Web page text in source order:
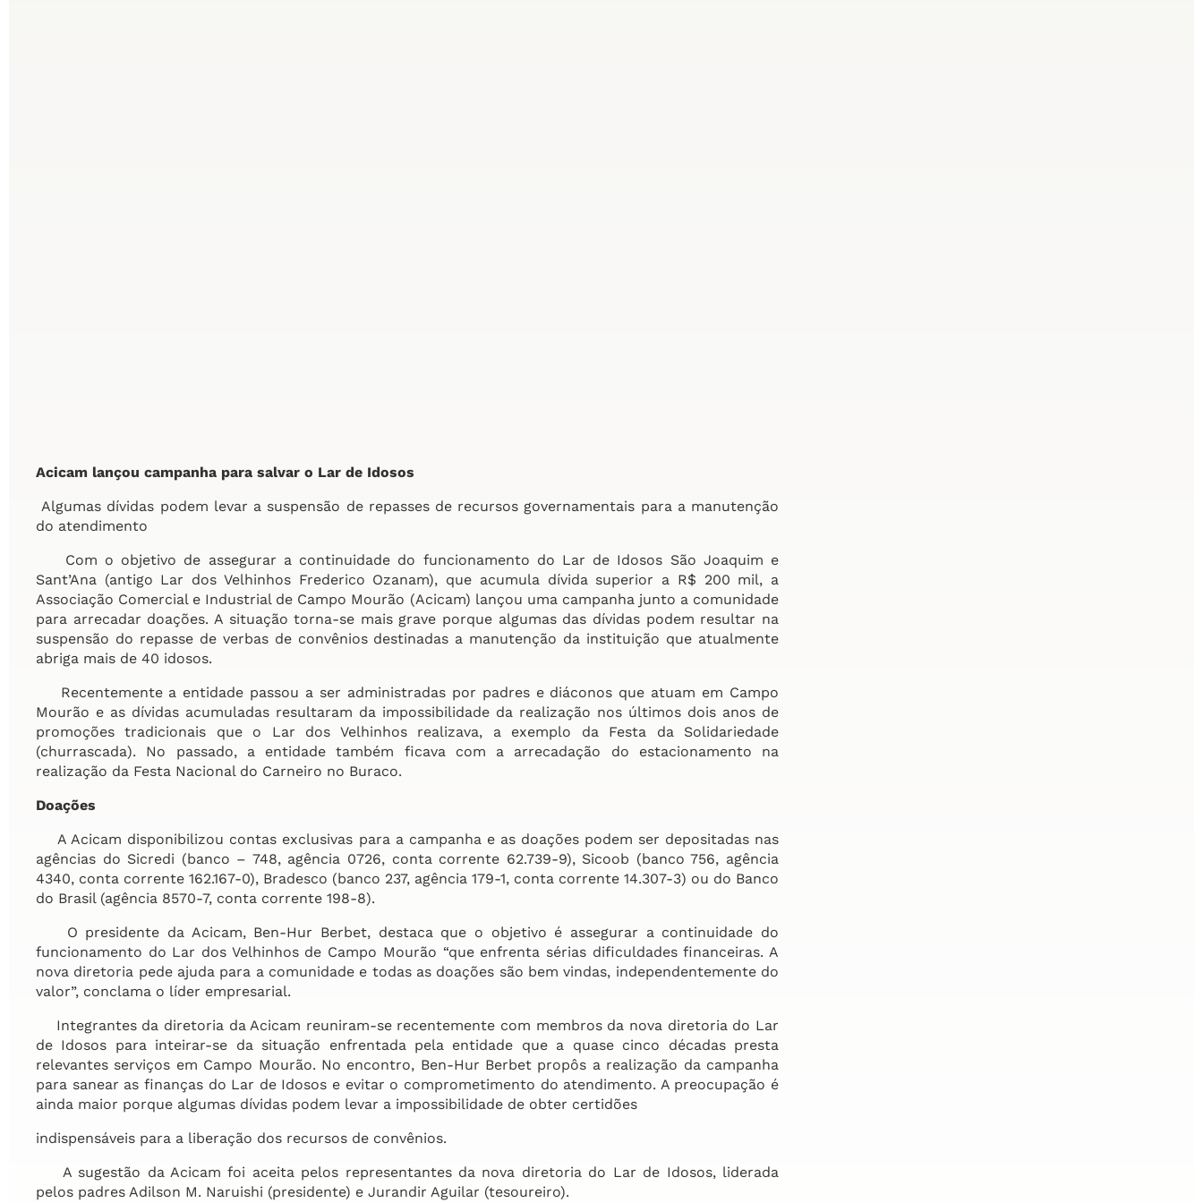
Acicam lançou campanha para salvar o Lar de Idosos
Algumas dívidas podem levar a suspensão de repasses de recursos governamentais para a manutenção
do atendimento
Com o objetivo de assegurar a continuidade do funcionamento do Lar de Idosos São Joaquim e
Sant’Ana (antigo Lar dos Velhinhos Frederico Ozanam), que acumula dívida superior a R$ 200 mil, a
Associação Comercial e Industrial de Campo Mourão (Acicam) lançou uma campanha junto a comunidade
para arrecadar doações. A situação torna-se mais grave porque algumas das dívidas podem resultar na
suspensão do repasse de verbas de convênios destinadas a manutenção da instituição que atualmente
abriga mais de 40 idosos.
Recentemente a entidade passou a ser administradas por padres e diáconos que atuam em Campo
Mourão e as dívidas acumuladas resultaram da impossibilidade da realização nos últimos dois anos de
promoções tradicionais que o Lar dos Velhinhos realizava, a exemplo da Festa da Solidariedade
(churrascada). No passado, a entidade também ficava com a arrecadação do estacionamento na
realização da Festa Nacional do Carneiro no Buraco.
Doações
A Acicam disponibilizou contas exclusivas para a campanha e as doações podem ser depositadas nas
agências do Sicredi (banco – 748, agência 0726, conta corrente 62.739-9), Sicoob (banco 756, agência
4340, conta corrente 162.167-0), Bradesco (banco 237, agência 179-1, conta corrente 14.307-3) ou do Banco
do Brasil (agência 8570-7, conta corrente 198-8).
O presidente da Acicam, Ben-Hur Berbet, destaca que o objetivo é assegurar a continuidade do
funcionamento do Lar dos Velhinhos de Campo Mourão “que enfrenta sérias dificuldades financeiras. A
nova diretoria pede ajuda para a comunidade e todas as doações são bem vindas, independentemente do
valor”, conclama o líder empresarial.
Integrantes da diretoria da Acicam reuniram-se recentemente com membros da nova diretoria do Lar
de Idosos para inteirar-se da situação enfrentada pela entidade que a quase cinco décadas presta
relevantes serviços em Campo Mourão. No encontro, Ben-Hur Berbet propôs a realização da campanha
para sanear as finanças do Lar de Idosos e evitar o comprometimento do atendimento. A preocupação é
ainda maior porque algumas dívidas podem levar a impossibilidade de obter certidões
indispensáveis para a liberação dos recursos de convênios.
A sugestão da Acicam foi aceita pelos representantes da nova diretoria do Lar de Idosos, liderada
pelos padres Adilson M. Naruishi (presidente) e Jurandir Aguilar (tesoureiro).